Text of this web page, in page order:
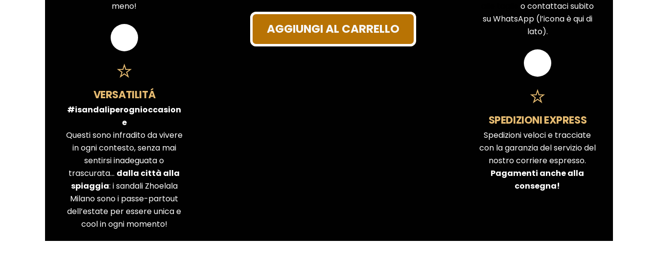
meno!
VERSATILITÁ
#isandaliperognioccasion
e
Questi sono infradito da vivere
in ogni contesto, senza mai
sentirsi inadeguata o
trascurata… dalla città alla
spiaggia: i sandali Zhoelala
Milano sono i passe-partout
dell’estate per essere unica e
cool in ogni momento!
AGGIUNGI AL CARRELLO
o contattaci subito
su WhatsApp (l’icona è qui di
lato).
SPEDIZIONI EXPRESS
Spedizioni veloci e tracciate
con la garanzia del servizio del
nostro corriere espresso.
Pagamenti anche alla
consegna!